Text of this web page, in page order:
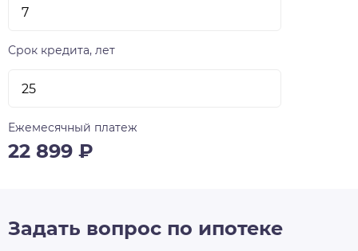
Срок кредита, лет
Ежемесячный платеж
22 899 ₽
Задать вопрос по ипотеке